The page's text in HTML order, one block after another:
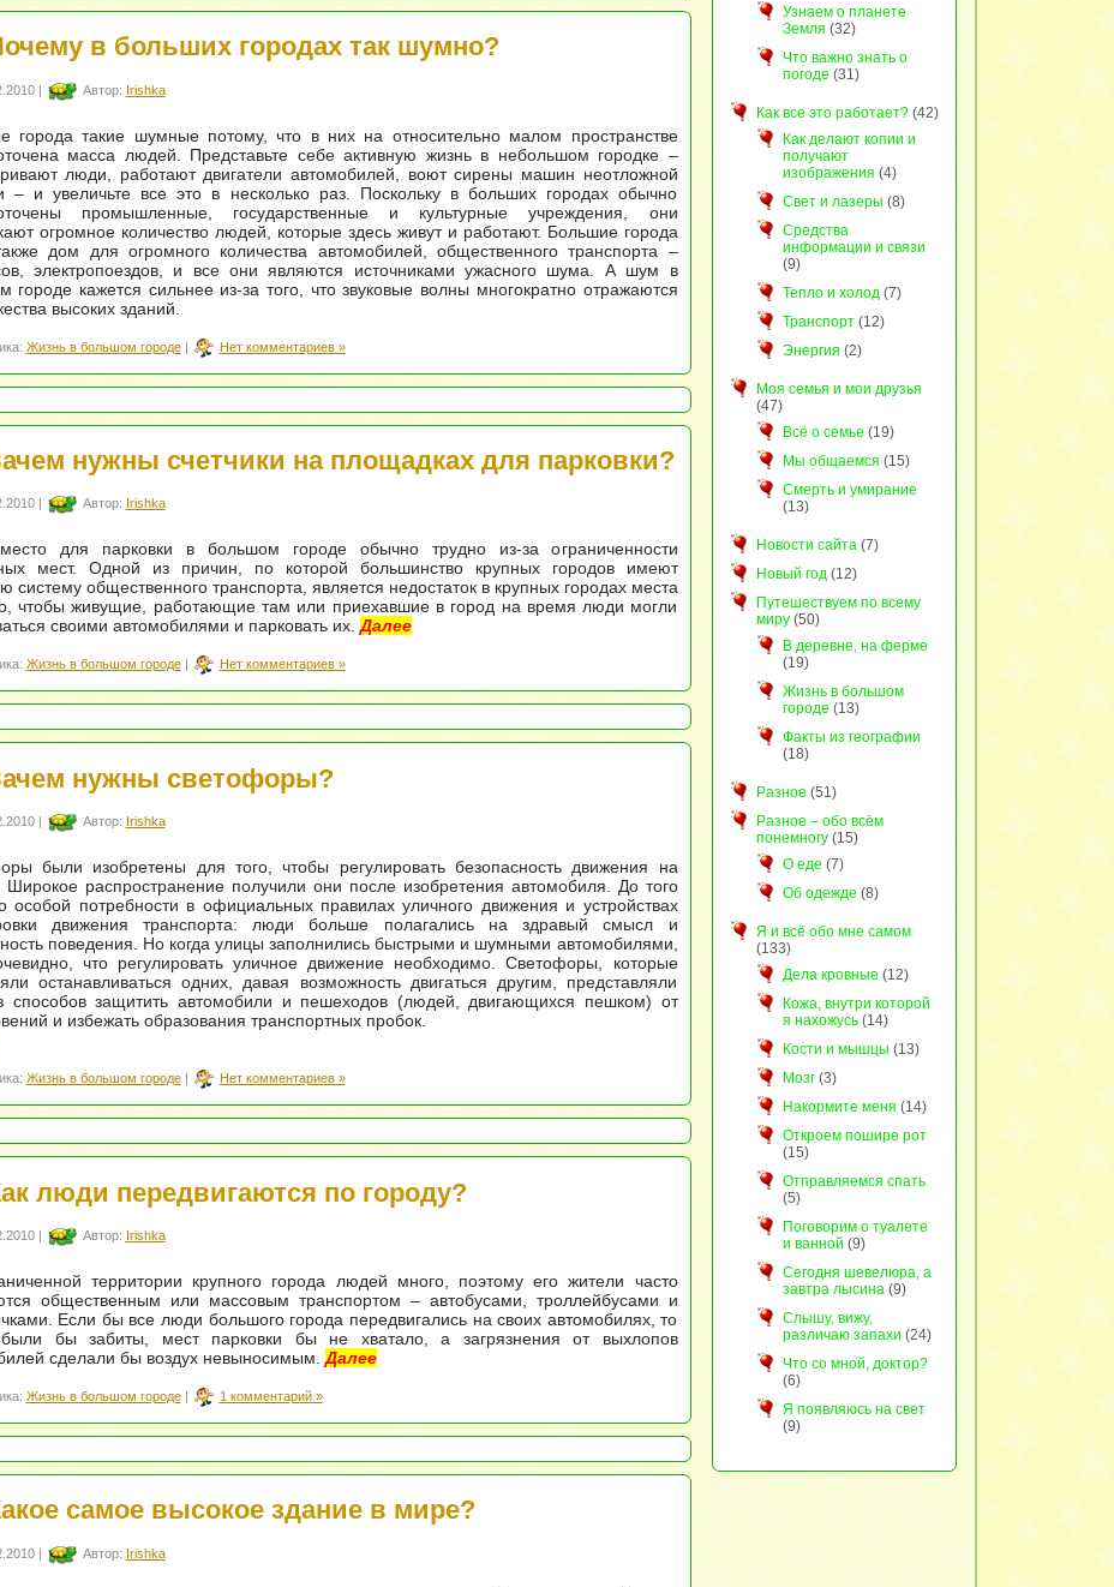
в больших городах так шумно?
| Автор: Irishka
города такие шумные потому, что в них на относительно малом пространстве
масса людей. Представьте себе активную жизнь в небольшом городке –
люди, работают двигатели автомобилей, воют сирены машин неотложной
– и увеличьте все это в несколько раз. Поскольку в больших городах обычно
промышленные, государственные и культурные учреждения, они
огромное количество людей, которые здесь живут и работают. Большие города
дом для огромного количества автомобилей, общественного транспорта –
электропоездов, и все они являются источниками ужасного шума. А шум в
городе кажется сильнее из-за того, что звуковые волны многократно отражаются
высоких зданий.
Жизнь в большом городе| Нет комментариев »
нужны счетчики на площадках для парковки?
| Автор: Irishka
для парковки в большом городе обычно трудно из-за ограниченности
мест. Одной из причин, по которой большинство крупных городов имеют
систему общественного транспорта, является недостаток в крупных городах места
чтобы живущие, работающие там или приехавшие в город на время люди могли
своими автомобилями и парковать их.Далее
Жизнь в большом городе| Нет комментариев »
нужны светофоры?
| Автор: Irishka
были изобретены для того, чтобы регулировать безопасность движения на
Широкое распространение получили они после изобретения автомобиля. До того
особой потребности в официальных правилах уличного движения и устройствах
движения транспорта: люди больше полагались на здравый смысл и
поведения. Но когда улицы заполнились быстрыми и шумными автомобилями,
что регулировать уличное движение необходимо. Светофоры, которые
останавливаться одних, давая возможность двигаться другим, представляли
способов защитить автомобили и пешеходов (людей, двигающихся пешком) от
и избежать образования транспортных пробок.
Жизнь в большом городе| Нет комментариев »
люди передвигаются по городу?
| Автор: Irishka
территории крупного города людей много, поэтому его жители часто
общественным или массовым транспортом – автобусами, троллейбусами и
Если бы все люди большого города передвигались на своих автомобилях, то
бы забиты, мест парковки бы не хватало, а загрязнения от выхлопов
сделали бы воздух невыносимым.Далее
Жизнь в большом городе| 1 комментарий »
самое высокое здание в мире?
| Автор: Irishka
Узнаем о планете
Земля (32)
Что важно знать о
погоде (31)
Как все это работает?(42)
Как делают копии и
получают
изображения (4)
Свет и лазеры (8)
Средства
информации и связи
(9)
Тепло и холод(7)
Транспорт(12)
Энергия (2)
Моя семья и мои друзья
(47)
Всё о семье (19)
Мы общаемся (15)
Смерть и умирание
(13)
Новости сайта(7)
Новый год(12)
Путешествуем по всему
миру(50)
В деревне, на ферме
(19)
Жизнь в большом
городе (13)
Факты из географии
(18)
Разное (51)
Разное – обо всём
понемногу(15)
О еде (7)
Об одежде (8)
Я и всё обо мне самом
(133)
Дела кровные (12)
Кожа, внутри которой
я нахожусь(14)
Кости и мышцы (13)
Мозг(3)
Накормите меня (14)
Откроем пошире рот
(15)
Отправляемся спать
(5)
Поговорим о туалете
и ванной (9)
Сегодня шевелюра, а
завтра лысина(9)
Слышу, вижу,
различаю запахи (24)
Что со мной, доктор?
(6)
Я появляюсь на свет
(9)